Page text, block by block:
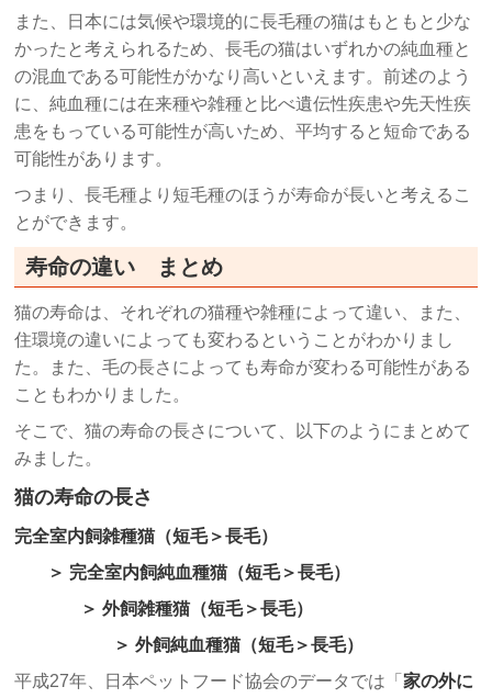
また、日本には気候や環境的に長毛種の猫はもともと少な
かったと考えられるため、長毛の猫はいずれかの純血種と
の混血である可能性がかなり高いといえます。前述のよう
に、純血種には在来種や雑種と比べ遺伝性疾患や先天性疾
患をもっている可能性が高いため、平均すると短命である
可能性があります。
つまり、長毛種より短毛種のほうが寿命が長いと考えるこ
とができます。
寿命の違い まとめ
猫の寿命は、それぞれの猫種や雑種によって違い、また、
住環境の違いによっても変わるということがわかりまし
た。また、毛の長さによっても寿命が変わる可能性がある
こともわかりました。
そこで、猫の寿命の長さについて、以下のようにまとめて
みました。
猫の寿命の長さ
完全室内飼雑種猫（短毛＞長毛）
＞ 完全室内飼純血種猫（短毛＞長毛）
＞ 外飼雑種猫（短毛＞長毛）
＞ 外飼純血種猫（短毛＞長毛）
平成27年、日本ペットフード協会のデータでは「家の外に